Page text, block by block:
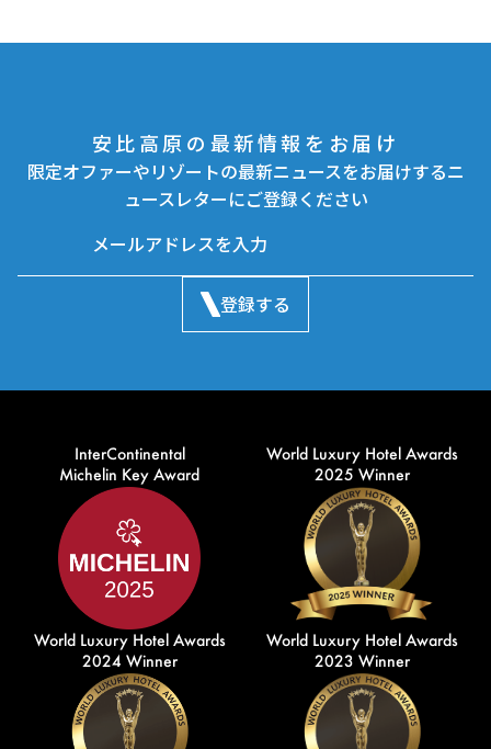
安比高原の最新情報をお届け
限定オファーやリゾートの最新ニュースをお届けするニ
ュースレターにご登録ください
登録する
InterContinental
Michelin Key Award
World Luxury Hotel Awards
2025 Winner
World Luxury Hotel Awards
2024 Winner
World Luxury Hotel Awards
2023 Winner